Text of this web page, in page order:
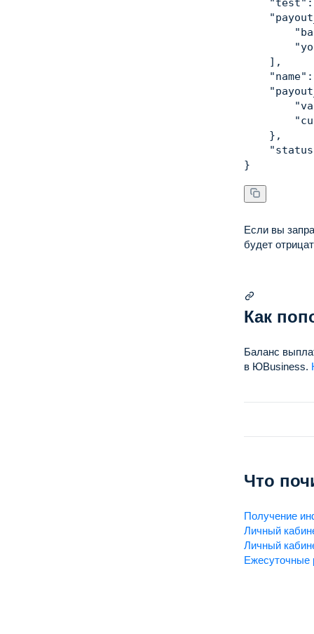
"test" :
] ,
"name" :
} ,
}
Если вы
будет
Как
Баланс
в ЮBusiness.
Что
Получение
Личный
Личный
Ежесуточные